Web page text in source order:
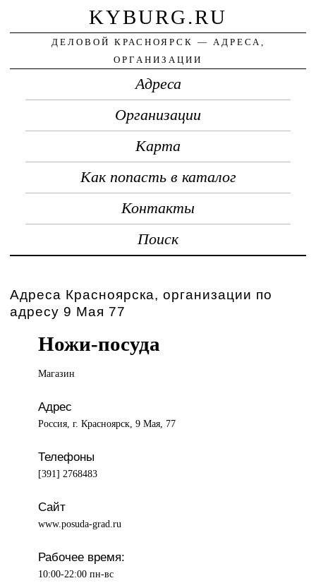
KYBURG.RU
ДЕЛОВОЙ КРАСНОЯРСК — АДРЕСА,
ОРГАНИЗАЦИИ
Адреса
Организации
Карта
Как попасть в каталог
Контакты
Поиск
Адреса Красноярска, организации по
адресу 9 Мая 77
Ножи-посуда
Магазин
Адрес
Россия, г. Красноярск, 9 Мая, 77
Телефоны
[391] 2768483
Сайт
www.posuda-grad.ru
Рабочее время:
10:00-22:00 пн-вс